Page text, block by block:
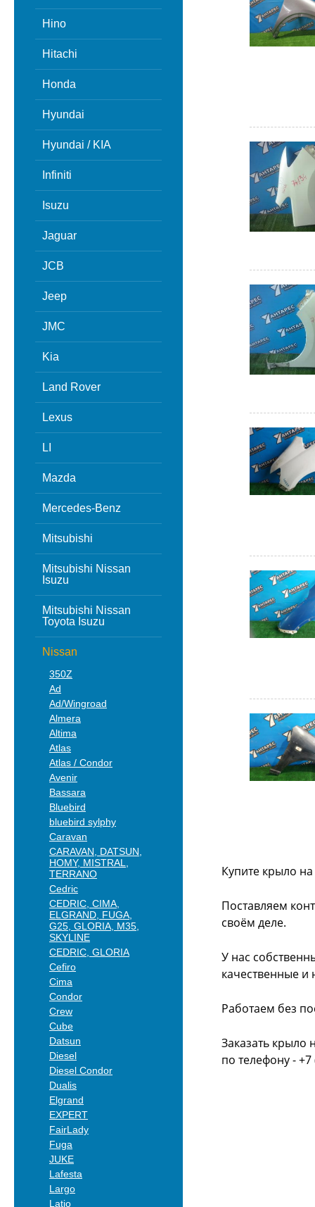
Hino
Hitachi
Honda
Hyundai
Hyundai / KIA
Infiniti
Isuzu
Jaguar
JCB
Jeep
JMC
Kia
Land Rover
Lexus
LI
Mazda
Mercedes-Benz
Mitsubishi
Mitsubishi Nissan
Isuzu
Mitsubishi Nissan
Toyota Isuzu
Nissan
350Z
Ad
Ad/Wingroad
Almera
Altima
Atlas
Atlas / Condor
Avenir
Bassara
Bluebird
bluebird sylphy
Caravan
CARAVAN, DATSUN,
HOMY, MISTRAL,
TERRANO
Cedric
CEDRIC, CIMA,
ELGRAND, FUGA,
G25, GLORIA, M35,
SKYLINE
CEDRIC, GLORIA
Cefiro
Cima
Condor
Crew
Cube
Datsun
Diesel
Diesel Condor
Dualis
Elgrand
EXPERT
FairLady
Fuga
JUKE
Lafesta
Largo
Latio
Купите крыло
Поставляем
своём деле.
У нас
качественные и
Работаем без
Заказать крыло
по телефону -